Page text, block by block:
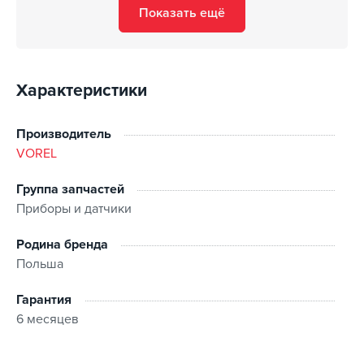
Показать ещё
Характеристики
Производитель
VOREL
Группа запчастей
Приборы и датчики
Родина бренда
Польша
Гарантия
6 месяцев